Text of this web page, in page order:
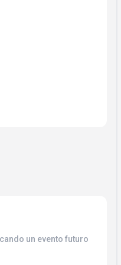
el mundo.
cotidianos, cargadas
escenario con un
hace de Inténtalo
y humorísticos más
formato con la clara
mirada propia y
un evento futuro